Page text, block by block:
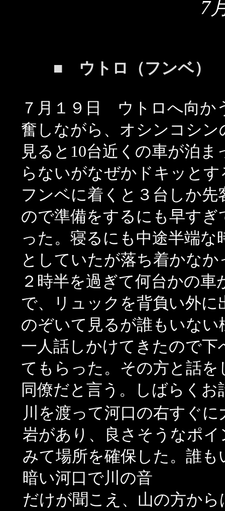
7
■ ウトロ（フンベ）
７月１９日 ウトロへ向か
奮しながら、オシンコシ
見ると10台近くの車が泊
らないがなぜかドキッと
フンベに着くと３台しか
ので準備をするにも早す
った。寝るにも中途半端
としていたが落ち着かなか
２時半を過ぎて何台かの
で、リュックを背負い外
のぞいて見るが誰もいな
一人話しかけてきたので
てもらった。その方と話を
同僚だと言う。しばらく
川を渡って河口の右すぐに
岩があり、良さそうなポイ
みて場所を確保した。誰も
暗い河口で川の音
だけが聞こえ、山の方から